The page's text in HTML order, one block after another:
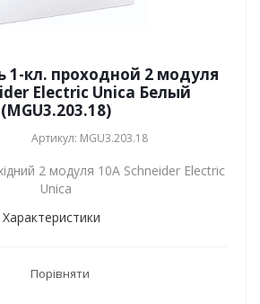
1-кл. проходной 2 модуля
Electric Unica Белый
(MGU3.203.18)
Артикул: MGU3.203.18
2 модуля 10А Schneider Electric
Unica
Характеристики
Порівняти